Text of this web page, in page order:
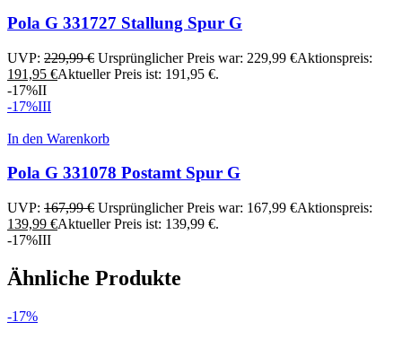
Pola G 331727 Stallung Spur G
UVP: 229,99€ Ursprünglicher Preis war: 229,99 €Aktionspreis:
191,95 €Aktueller Preis ist: 191,95 €.
-17%II
-17%III
In den Warenkorb
Pola G 331078 Postamt Spur G
UVP: 167,99€ Ursprünglicher Preis war: 167,99 €Aktionspreis:
139,99 €Aktueller Preis ist: 139,99 €.
-17%III
Ähnliche Produkte
-17%